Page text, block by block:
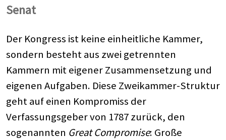
Senat
Der Kongress ist keine einheitliche Kammer,
sondern besteht aus zwei getrennten
Kammern mit eigener Zusammensetzung und
eigenen Aufgaben. Diese Zweikammer-Struktur
geht auf einen Kompromiss der
Verfassungsgeber von 1787 zurück, den
sogenannten Great Compromise: Große